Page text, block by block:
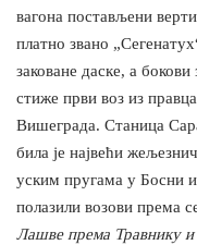
вагона постављени
платно звано
заковане даске, а
стиже први воз из
Вишеграда. Станица
била је највећи
уским пругама у Босни
полазили возови према
Лашве према Травнику